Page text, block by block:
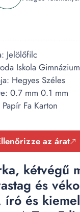
Jelölőfilc
Iskola
Hegyes Széles
0.7 mm 0.1 mm
Fa Karton
az árat
kétvégű
és
író és